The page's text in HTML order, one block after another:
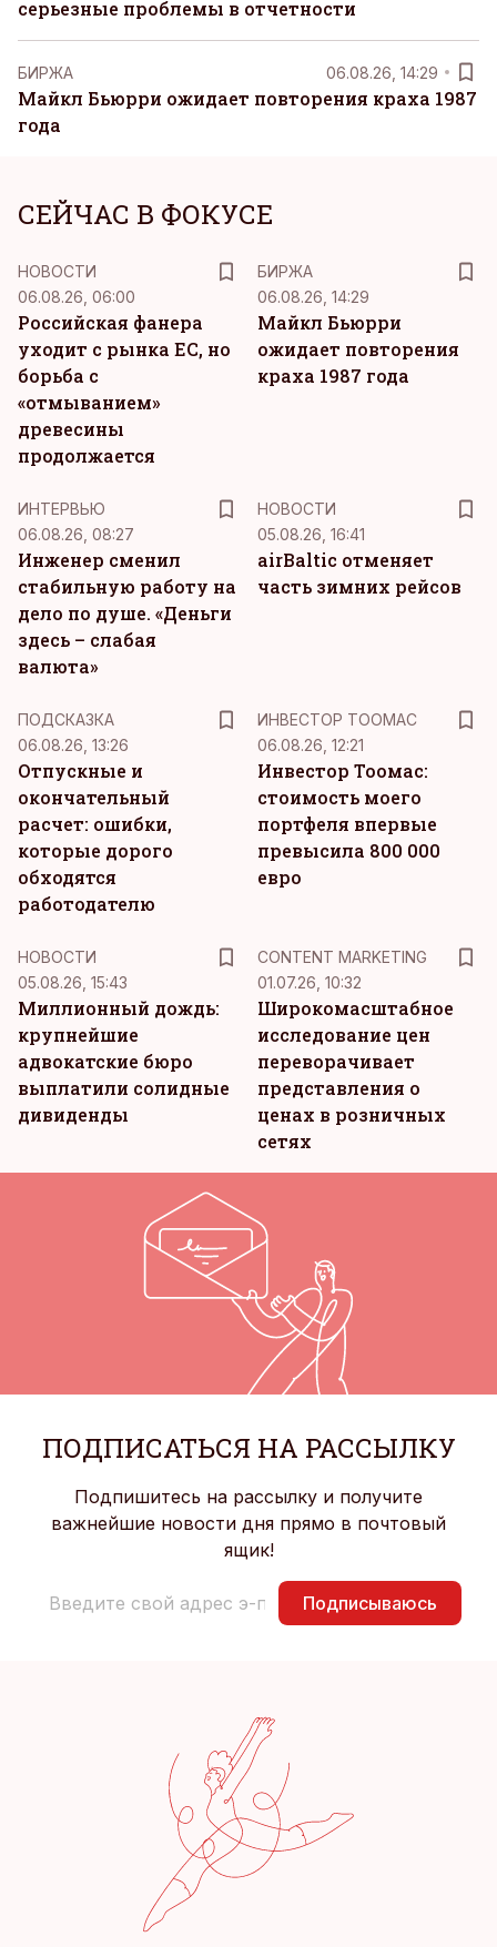
серьезные проблемы в отчетности
БИРЖА 06.08.26, 14:29
Майкл Бьюрри ожидает повторения краха 1987
года
СЕЙЧАС В ФОКУСЕ
НОВОСТИ
06.08.26, 06:00
Российская фанера
уходит с рынка ЕС, но
борьба с
«отмыванием»
древесины
продолжается
БИРЖА
06.08.26, 14:29
Майкл Бьюрри
ожидает повторения
краха 1987 года
ИНТЕРВЬЮ
06.08.26, 08:27
Инженер сменил
стабильную работу на
дело по душе. «Деньги
здесь – слабая
валюта»
НОВОСТИ
05.08.26, 16:41
airBaltic отменяет
часть зимних рейсов
ПОДСКАЗКА
06.08.26, 13:26
Отпускные и
окончательный
расчет: ошибки,
которые дорого
обходятся
работодателю
ИНВЕСТОР ТООМАС
06.08.26, 12:21
Инвестор Тоомас:
стоимость моего
портфеля впервые
превысила 800 000
евро
НОВОСТИ
05.08.26, 15:43
Миллионный дождь:
крупнейшие
адвокатские бюро
выплатили солидные
дивиденды
CONTENT MARKETING
01.07.26, 10:32
Широкомасштабное
исследование цен
переворачивает
представления о
ценах в розничных
сетях
ПОДПИСАТЬСЯ НА РАССЫЛКУ
Подпишитесь на рассылку и получите
важнейшие новости дня прямо в почтовый
ящик!
Подписываюсь